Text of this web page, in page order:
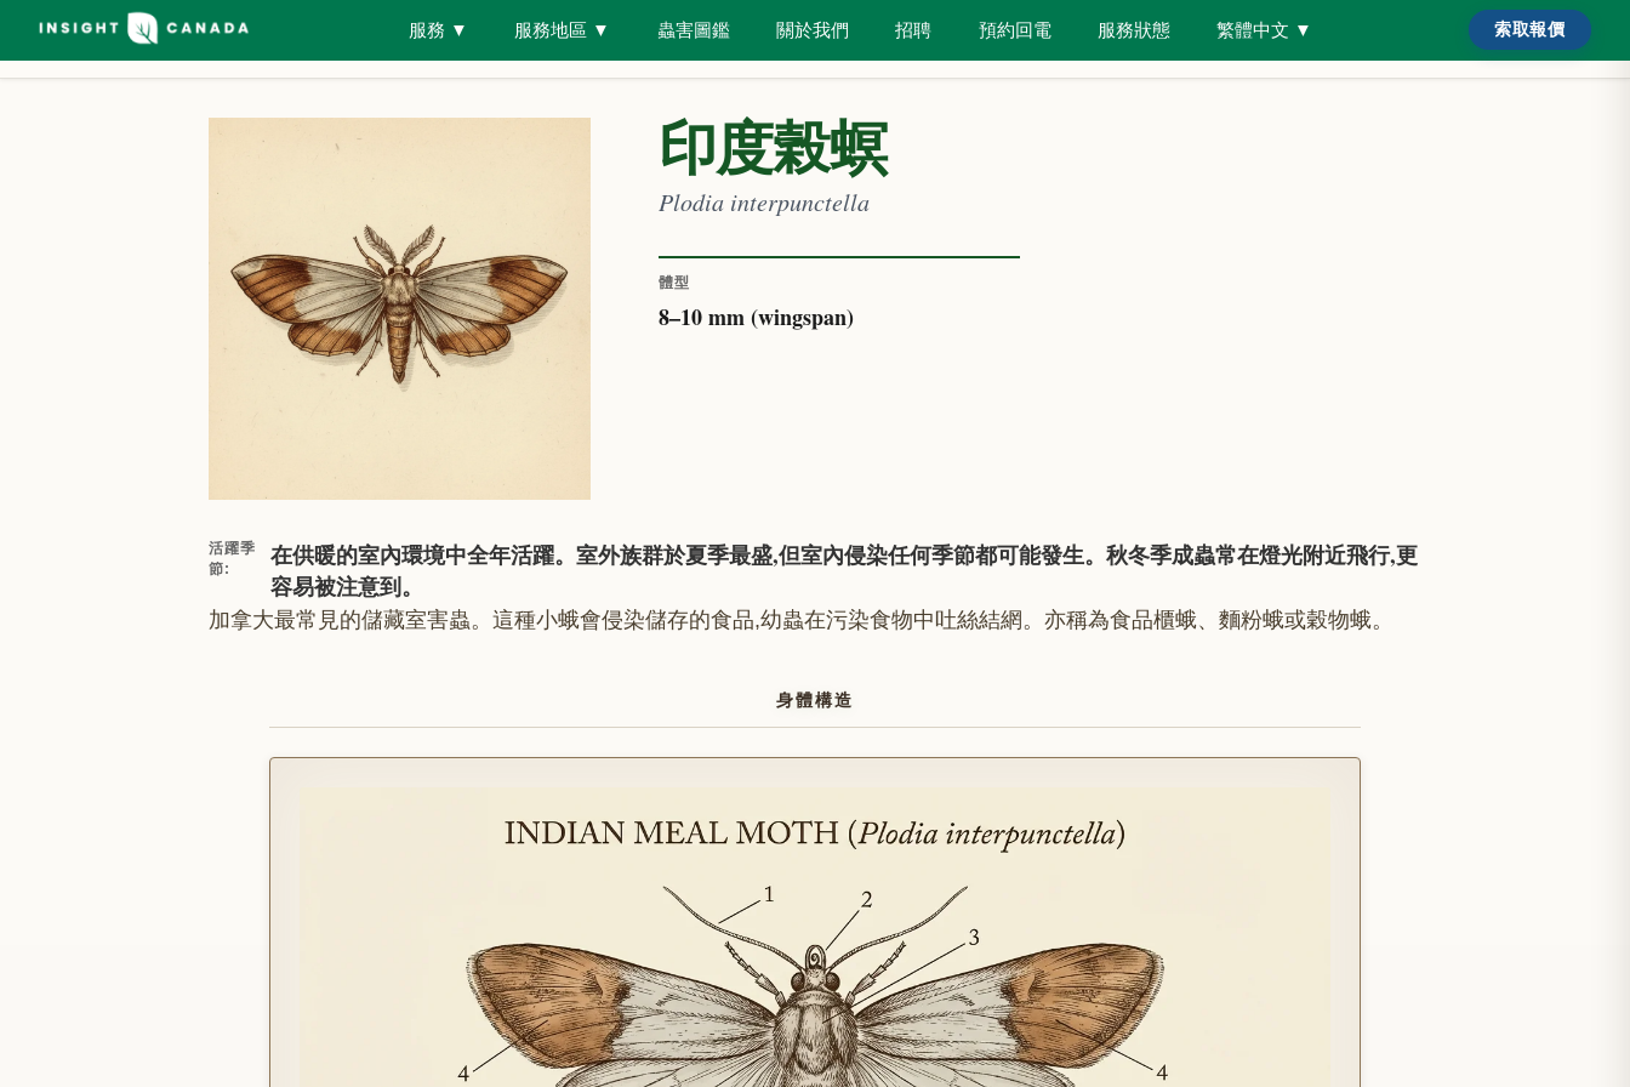
服務 ▼ 服務地區 ▼ 蟲害圖鑑 關於我們 招聘 預約回電 服務狀態 繁體中文 ▼ 索取報價
蟲害圖鑑 所有品種 房屋檢視工具 房屋類型 搜尋害蟲或房屋類型…… 需要協助？
印度榖螟
Plodia interpunctella
體型
8–10 mm (wingspan)
活躍季
節:
在供暖的室內環境中全年活躍。室外族群於夏季最盛,但室內侵染任何季節都可能發生。秋冬季成蟲常在燈光附近飛行,更
容易被注意到。
加拿大最常見的儲藏室害蟲。這種小蛾會侵染儲存的食品,幼蟲在污染食物中吐絲結網。亦稱為食品櫃蛾、麵粉蛾或穀物蛾。
身體構造